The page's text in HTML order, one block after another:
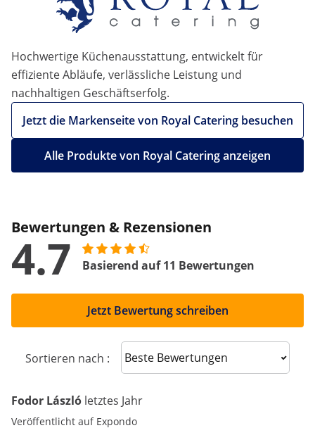
Hochwertige Küchenausstattung, entwickelt für
effiziente Abläufe, verlässliche Leistung und
nachhaltigen Geschäftserfolg.
Jetzt die Markenseite von Royal Catering besuchen
Alle Produkte von Royal Catering anzeigen
Bewertungen & Rezensionen
4.7 Basierend auf 11 Bewertungen
Jetzt Bewertung schreiben
Sortieren nach : Sort reviews
Fodor László letztes Jahr
Veröffentlicht auf Expondo